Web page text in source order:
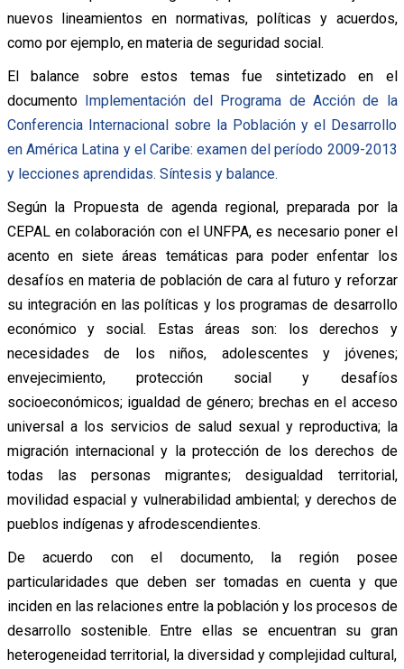
nuevos lineamientos en normativas, políticas y acuerdos,
como por ejemplo, en materia de seguridad social.
El balance sobre estos temas fue sintetizado en el
documento Implementación del Programa de Acción de la
Conferencia Internacional sobre la Población y el Desarrollo
en América Latina y el Caribe: examen del período 2009-2013
y lecciones aprendidas. Síntesis y balance.
Según la Propuesta de agenda regional, preparada por la
CEPAL en colaboración con el UNFPA, es necesario poner el
acento en siete áreas temáticas para poder enfentar los
desafíos en materia de población de cara al futuro y reforzar
su integración en las políticas y los programas de desarrollo
económico y social. Estas áreas son: los derechos y
necesidades de los niños, adolescentes y jóvenes;
envejecimiento, protección social y desafíos
socioeconómicos; igualdad de género; brechas en el acceso
universal a los servicios de salud sexual y reproductiva; la
migración internacional y la protección de los derechos de
todas las personas migrantes; desigualdad territorial,
movilidad espacial y vulnerabilidad ambiental; y derechos de
pueblos indígenas y afrodescendientes.
De acuerdo con el documento, la región posee
particularidades que deben ser tomadas en cuenta y que
inciden en las relaciones entre la población y los procesos de
desarrollo sostenible. Entre ellas se encuentran su gran
heterogeneidad territorial, la diversidad y complejidad cultural,